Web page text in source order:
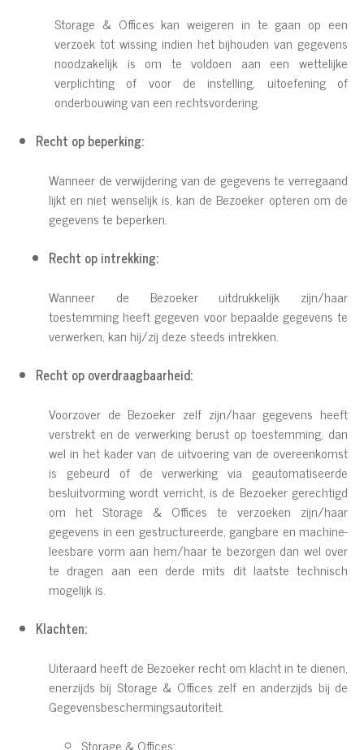
Storage & Offices kan weigeren in te gaan op een
verzoek tot wissing indien het bijhouden van gegevens
noodzakelijk is om te voldoen aan een wettelijke
verplichting of voor de instelling, uitoefening of
onderbouwing van een rechtsvordering.
Recht op beperking:
Wanneer de verwijdering van de gegevens te verregaand
lijkt en niet wenselijk is, kan de Bezoeker opteren om de
gegevens te beperken.
Recht op intrekking:
Wanneer de Bezoeker uitdrukkelijk zijn/haar
toestemming heeft gegeven voor bepaalde gegevens te
verwerken, kan hij/zij deze steeds intrekken.
Recht op overdraagbaarheid:
Voorzover de Bezoeker zelf zijn/haar gegevens heeft
verstrekt en de verwerking berust op toestemming, dan
wel in het kader van de uitvoering van de overeenkomst
is gebeurd of de verwerking via geautomatiseerde
besluitvorming wordt verricht, is de Bezoeker gerechtigd
om het Storage & Offices te verzoeken zijn/haar
gegevens in een gestructureerde, gangbare en machine-
leesbare vorm aan hem/haar te bezorgen dan wel over
te dragen aan een derde mits dit laatste technisch
mogelijk is.
Klachten:
Uiteraard heeft de Bezoeker recht om klacht in te dienen,
enerzijds bij Storage & Offices zelf en anderzijds bij de
Gegevensbeschermingsautoriteit.
Storage & Offices: